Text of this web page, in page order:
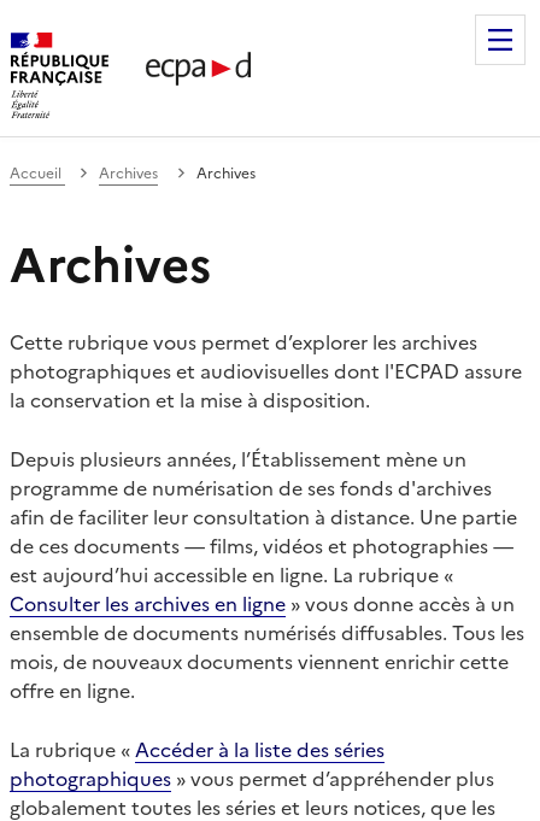
de communication et de production
Accueil Archives Archives
Archives
Cette rubrique vous permet d’explorer les archives
photographiques et audiovisuelles dont l'ECPAD assure
la conservation et la mise à disposition.
Depuis plusieurs années, l’Établissement mène un
programme de numérisation de ses fonds d'archives
afin de faciliter leur consultation à distance. Une partie
de ces documents — films, vidéos et photographies —
est aujourd’hui accessible en ligne. La rubrique «
Consulter les archives en ligne » vous donne accès à un
ensemble de documents numérisés diffusables. Tous les
mois, de nouveaux documents viennent enrichir cette
offre en ligne.
La rubrique « Accéder à la liste des séries
photographiques » vous permet d’appréhender plus
globalement toutes les séries et leurs notices, que les